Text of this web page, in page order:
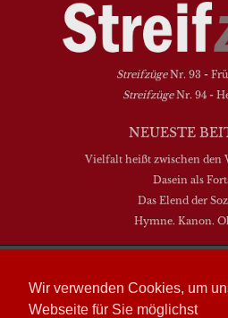
Wir verwenden Cookies, um
Webseite für Sie möglichst
StreifzügeNr. 93 -
StreifzügeNr. 94 -
NEUESTE
Vielfalt heißt zwischen den
Dasein als
Das Elend der
Hymne. Kanon.